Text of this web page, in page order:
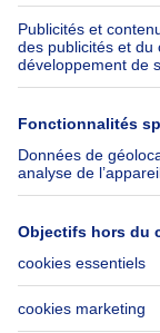
Groupe Axel
SeLoger.com
Immowelt.de
Aide
FAQ
Accessibilité
Contactez-nous